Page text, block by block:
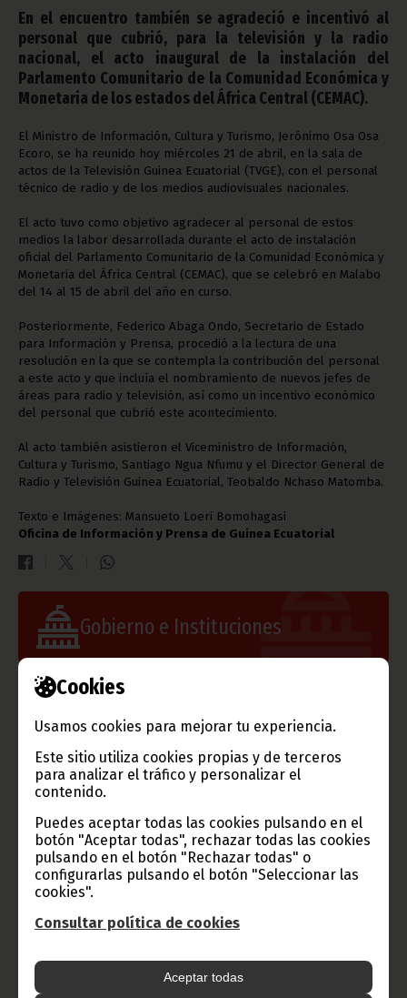
Cookies
Usamos cookies para mejorar tu experiencia.
Este sitio utiliza cookies propias y de terceros
para analizar el tráfico y personalizar el
contenido.
Puedes aceptar todas las cookies pulsando en el
botón "Aceptar todas", rechazar todas las cookies
pulsando en el botón "Rechazar todas" o
configurarlas pulsando el botón "Seleccionar las
cookies".
Consultar política de cookies
Aceptar todas
En el encuentro también se agradeció e incentivó al
personal que cubrió, para la televisión y la radio
nacional, el acto inaugural de la instalación del
Parlamento Comunitario de la Comunidad Económica y
Monetaria de los estados del África Central (CEMAC).
El Ministro de Información, Cultura y Turismo, Jerónimo Osa Osa
Ecoro, se ha reunido hoy miércoles 21 de abril, en la sala de
actos de la Televisión Guinea Ecuatorial (TVGE), con el personal
técnico de radio y de los medios audiovisuales nacionales.
El acto tuvo como objetivo agradecer al personal de estos
medios la labor desarrollada durante el acto de instalación
oficial del Parlamento Comunitario de la Comunidad Económica y
Monetaria del África Central (CEMAC), que se celebró en Malabo
del 14 al 15 de abril del año en curso.
Posteriormente, Federico Abaga Ondo, Secretario de Estado
para Información y Prensa, procedió a la lectura de una
resolución en la que se contempla la contribución del personal
a este acto y que incluía el nombramiento de nuevos jefes de
áreas para radio y televisión, así como un incentivo económico
del personal que cubrió este acontecimiento.
Al acto también asistieron el Viceministro de Información,
Cultura y Turismo, Santiago Ngua Nfumu y el Director General de
Radio y Televisión Guinea Ecuatorial, Teobaldo Nchaso Matomba.
Texto e Imágenes: Mansueto Loeri Bomohagasi
Oficina de Información y Prensa de Guinea Ecuatorial
Gobierno e Instituciones
Información de Guinea Ecuatorial
Radio Nacional de Guinea
Ecuatorial